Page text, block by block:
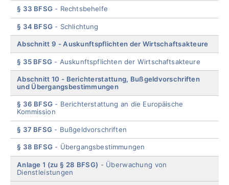
§ 33 BFSG Rechtsbehelfe
§ 34 BFSG Schlichtung
Abschnitt 9 Auskunftspflichten der Wirtschaftsakteure
§ 35 BFSG Auskunftspflichten der Wirtschaftsakteure
Abschnitt 10
Berichterstattung, Bußgeldvorschriften
und Übergangsbestimmungen
§ 36 BFSG
Berichterstattung an die Europäische
Kommission
§ 37 BFSG Bußgeldvorschriften
§ 38 BFSG Übergangsbestimmungen
Anlage 1 (zu § 28 BFSG)
Überwachung von
Dienstleistungen